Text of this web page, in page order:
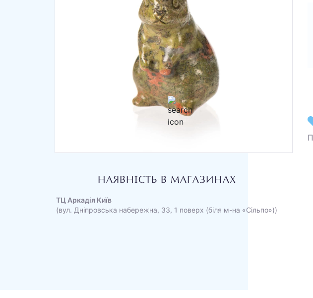
НАЯВНІСТЬ В МАГАЗИНАХ
ТЦ Аркадія Київ
(вул. Дніпровська набережна, 33, 1 поверх (біля м-на «Сільпо»))